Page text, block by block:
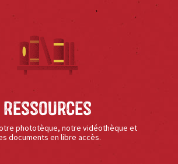
Ressources
phototèque, notre vidéothèque et
documents en libre accès.